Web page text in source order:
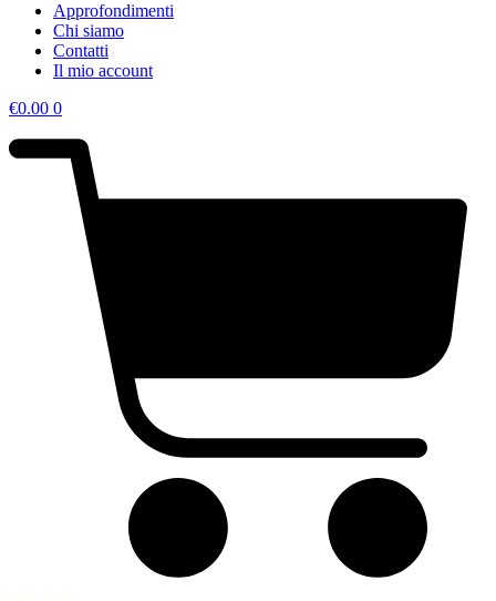
Approfondimenti
Chi siamo
Contatti
Il mio account
€0.00 0